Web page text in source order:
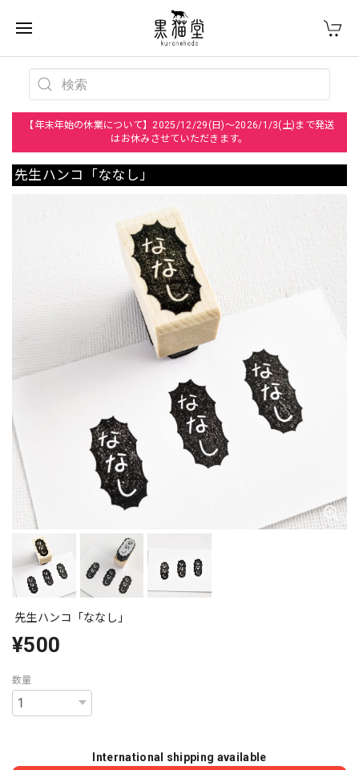
【年末年始の休業について】2025/12/29(日)～2026/1/3(土)まで発送
はお休みさせていただきます。
先生ハンコ「ななし」
先生ハンコ「ななし」
¥500
数量
International shipping available